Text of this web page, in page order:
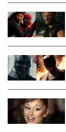
El